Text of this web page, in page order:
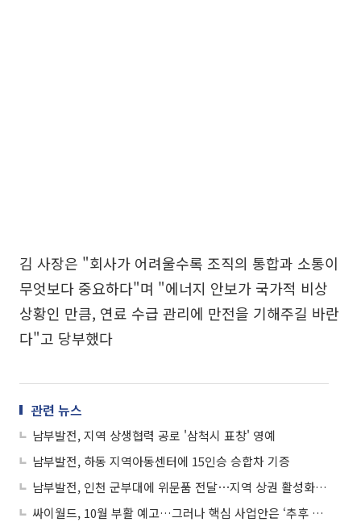
김 사장은 "회사가 어려울수록 조직의 통합과 소통이
무엇보다 중요하다"며 "에너지 안보가 국가적 비상
상황인 만큼, 연료 수급 관리에 만전을 기해주길 바란
다"고 당부했다
관련 뉴스
남부발전, 지역 상생협력 공로 '삼척시 표창' 영예
남부발전, 하동 지역아동센터에 15인승 승합차 기증
남부발전, 인천 군부대에 위문품 전달⋯지역 상권 활성화 도모
싸이월드, 10월 부활 예고…그러나 핵심 사업안은 ‘추후 공개’